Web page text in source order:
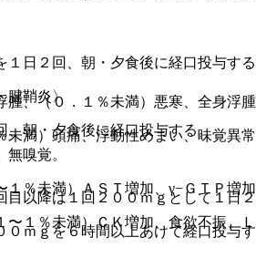
、（０．１％未満）悪寒、全身浮
満）頭痛、浮動性めまい、味覚異
嗅覚。
％未満）ＡＳＴ増加、γ−ＧＴＰ増
１％未満）ＣＫ増加、食欲不振、
日２回、朝・夕食後に経口投与する
腱鞘炎〉
、朝・夕食後に経口投与する。
以降は１回２００ｍｇとして１日
ｍｇを６時間以上あけて経口投与